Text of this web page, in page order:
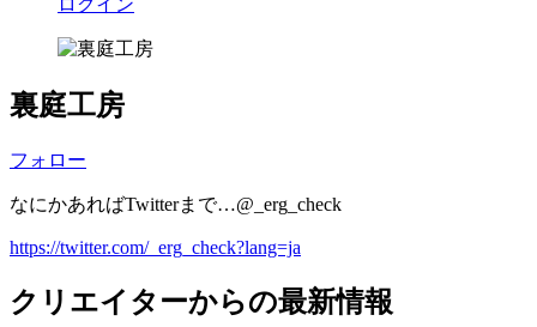
ログイン
裏庭工房
フォロー
なにかあればTwitterまで…@_erg_check
https://twitter.com/_erg_check?lang=ja
クリエイターからの最新情報